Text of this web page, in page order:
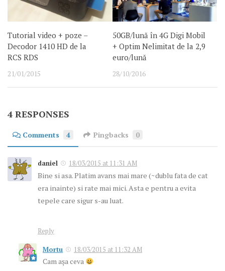
Tutorial video + poze –
Decodor 1410 HD de la
RCS RDS
21/01/2015
50GB/lună în 4G Digi Mobil
+ Optim Nelimitat de la 2,9
euro/lună
28/10/2016
4 RESPONSES
Comments 4 Pingbacks 0
daniel 18/03/2015 at 11:31 AM
Bine si asa. Platim avans mai mare (~dublu fata de cat
era inainte) si rate mai mici. Asta e pentru a evita
tepele care sigur s-au luat.
Reply
Mortu
18/03/2015 at 11:32 AM
Cam aşa ceva